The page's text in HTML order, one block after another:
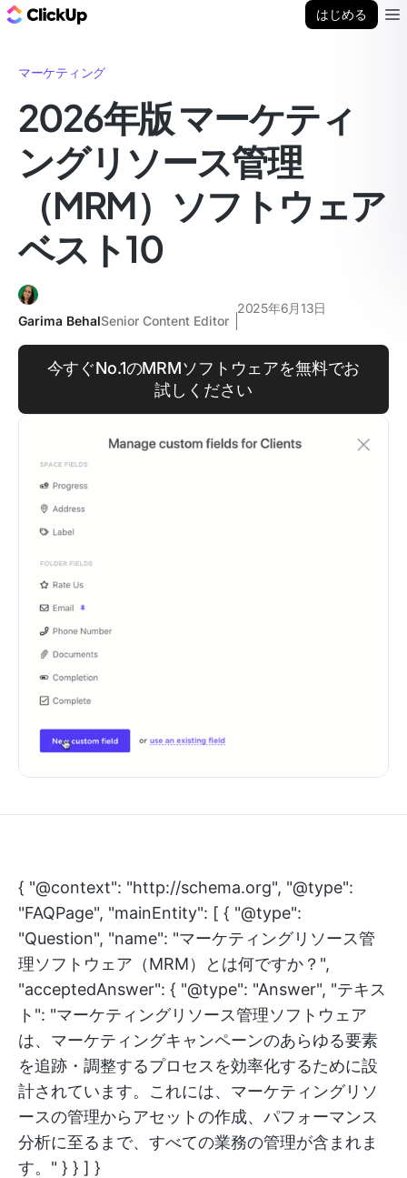
はじめる
マーケティング
2026年版 マーケティ
ングリソース管理
（MRM）ソフトウェア
ベスト10
Garima BehalSenior Content Editor
2025年6月13日
今すぐNo.1のMRMソフトウェアを無料でお
試しください
{ "@context": "http://schema.org", "@type":
"FAQPage", "mainEntity": [ { "@type":
"Question", "name": "マーケティングリソース管
理ソフトウェア（MRM）とは何ですか？",
"acceptedAnswer": { "@type": "Answer", "テキス
ト": "マーケティングリソース管理ソフトウェア
は、マーケティングキャンペーンのあらゆる要素
を追跡・調整するプロセスを効率化するために設
計されています。これには、マーケティングリソ
ースの管理からアセットの作成、パフォーマンス
分析に至るまで、すべての業務の管理が含まれま
す。" } } ] }